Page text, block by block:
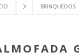
BRINQUEDOS